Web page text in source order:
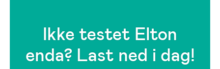
Ikke testet Elton
enda? Last ned i dag!